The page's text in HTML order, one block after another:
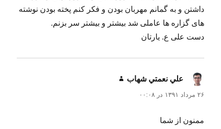
داشتن و به گمانم مهربان بودن و فکر کنم پخته بودن نوشته
های گزاره ها عاملی شد بیشتر و بیشتر سر بزنم.
دست علی ع. یارتان
علي نعمتي شهاب
۲۶ مرداد ۱۳۹۱ در ۰۰:۰۸
ممنون از شما